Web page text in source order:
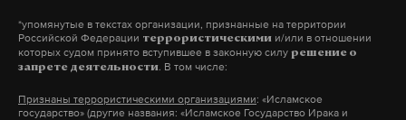
Дзен VK
*упомянутые в текстах организации, признанные на территории
Российской Федерации террористическими и/или в отношении
которых судом принято вступившее в законную силу решение о
запрете деятельности. В том числе:
Признаны террористическими организациями: «Исламское
государство» (другие названия: «Исламское Государство Ирака и